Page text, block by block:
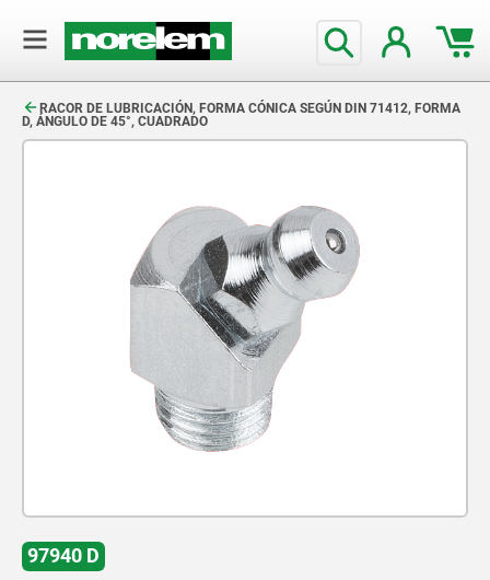
RACOR DE LUBRICACIÓN, FORMA CÓNICA SEGÚN DIN 71412, FORMA
D, ÁNGULO DE 45°, CUADRADO
97940 D